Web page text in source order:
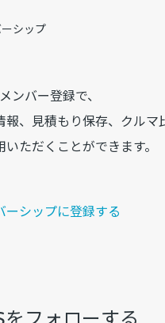
シップ
ンバー登録で、
報、見積もり保存、クルマ
いただくことができます。
ーシップに登録する
をフォローする